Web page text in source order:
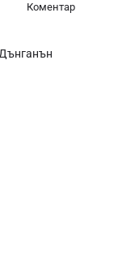
Коментар
Дънганън